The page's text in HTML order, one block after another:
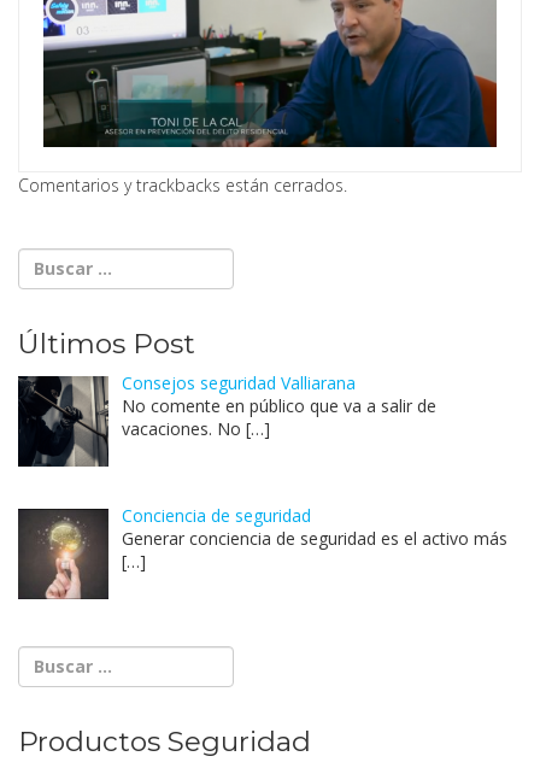
Comentarios y trackbacks están cerrados.
Últimos Post
Consejos seguridad Valliarana
No comente en público que va a salir de
vacaciones. No […]
Conciencia de seguridad
Generar conciencia de seguridad es el activo más
[…]
Productos Seguridad